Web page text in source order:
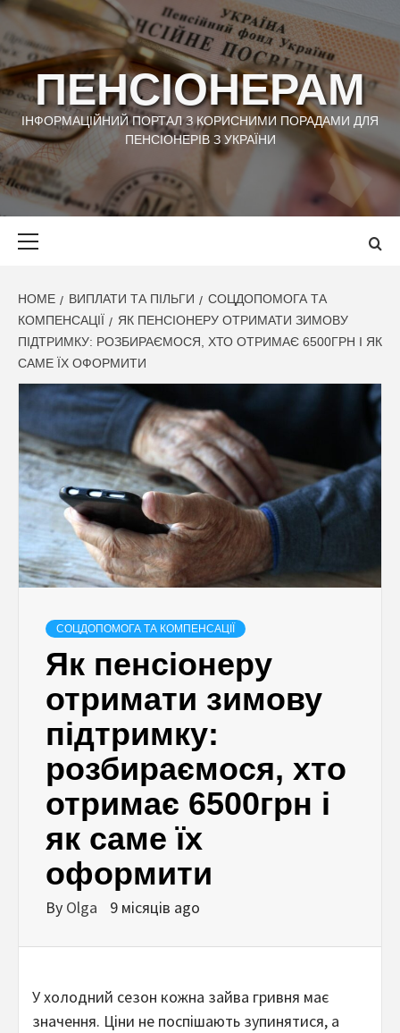
Skip
to
content
ПЕНСІОНЕРАМ
ІНФОРМАЦІЙНИЙ ПОРТАЛ З КОРИСНИМИ ПОРАДАМИ ДЛЯ
ПЕНСІОНЕРІВ З УКРАЇНИ
HOME ВИПЛАТИ ТА ПІЛЬГИ
СОЦДОПОМОГА ТА
КОМПЕНСАЦІЇ
ЯК ПЕНСІОНЕРУ ОТРИМАТИ ЗИМОВУ
ПІДТРИМКУ: РОЗБИРАЄМОСЯ, ХТО ОТРИМАЄ 6500ГРН І ЯК
САМЕ ЇХ ОФОРМИТИ
СОЦДОПОМОГА ТА КОМПЕНСАЦІЇ
Як пенсіонеру
отримати зимову
підтримку:
розбираємося, хто
отримає 6500грн і
як саме їх
оформити
By Olga 9 місяців ago
У холодний сезон кожна зайва гривня має
значення. Ціни не поспішають зупинятися, а